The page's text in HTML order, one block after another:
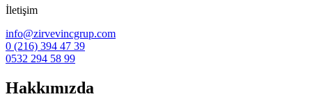
İletişim
info@zirvevincgrup.com
0 (216) 394 47 39
0532 294 58 99
Hakkımızda